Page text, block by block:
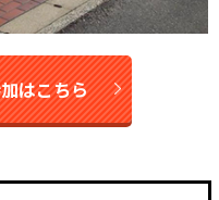
はこちら